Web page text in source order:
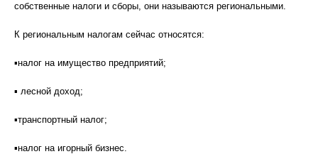
собственные налоги и сборы, они называются региональными.
К региональным налогам сейчас относятся:
▪налог на имущество предприятий;
▪ лесной доход;
▪транспортный налог;
▪налог на игорный бизнес.